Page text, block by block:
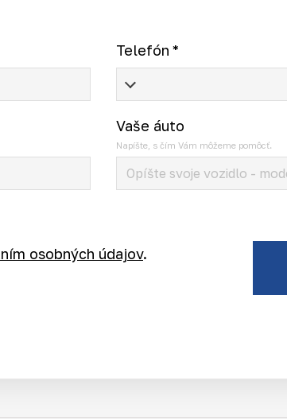
Telefón *
Vaše áuto
Napíšte, s čím Vám môžeme pomôcť.
osobných údajov.